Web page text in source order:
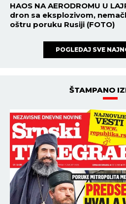
HAOS NA AERODROMU U
dron sa eksplozivom,
oštru poruku Rusiji (FOTO)
POGLEDAJ SVE
ŠTAMPANO